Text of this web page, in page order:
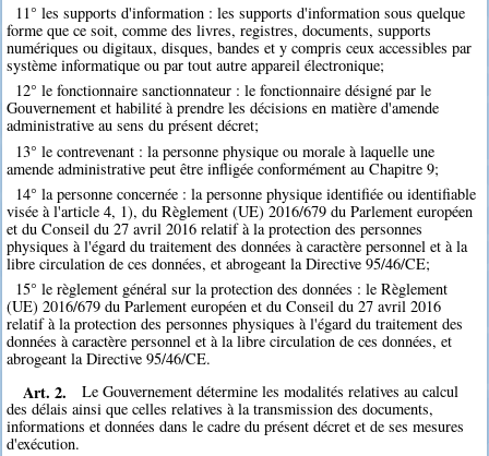
11° les supports d'information : les supports d'information sous quelque
forme que ce soit, comme des livres, registres, documents, supports
numériques ou digitaux, disques, bandes et y compris ceux accessibles par
système informatique ou par tout autre appareil électronique;
12° le fonctionnaire sanctionnateur : le fonctionnaire désigné par le
Gouvernement et habilité à prendre les décisions en matière d'amende
administrative au sens du présent décret;
13° le contrevenant : la personne physique ou morale à laquelle une
amende administrative peut être infligée conformément au Chapitre 9;
14° la personne concernée : la personne physique identifiée ou identifiable
visée à l'article 4, 1), du Règlement (UE) 2016/679 du Parlement européen
et du Conseil du 27 avril 2016 relatif à la protection des personnes
physiques à l'égard du traitement des données à caractère personnel et à la
libre circulation de ces données, et abrogeant la Directive 95/46/CE;
15° le règlement général sur la protection des données : le Règlement
(UE) 2016/679 du Parlement européen et du Conseil du 27 avril 2016
relatif à la protection des personnes physiques à l'égard du traitement des
données à caractère personnel et à la libre circulation de ces données, et
abrogeant la Directive 95/46/CE.
Art. 2.
Le Gouvernement détermine les modalités relatives au calcul
des délais ainsi que celles relatives à la transmission des documents,
informations et données dans le cadre du présent décret et de ses mesures
d'exécution.